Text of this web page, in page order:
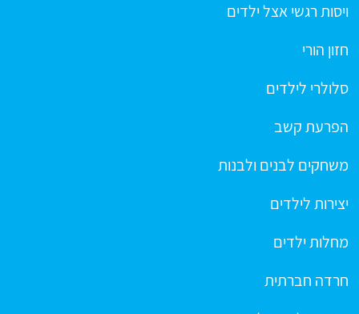
ויסות רגשי אצל ילדים
חזון הורי
סלולרי לילדים
הפרעת קשב
משחקים לבנים ולבנות
יצירות לילדים
מחלות ילדים
חרדה חברתית